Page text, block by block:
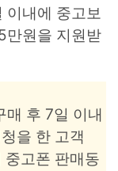
이내에 중고보
만원을 지원받
후 7일 이내
을 한 고객
고폰 판매동